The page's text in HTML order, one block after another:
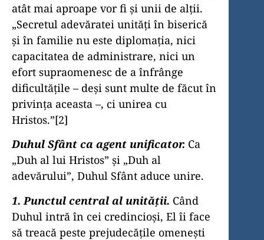
atât mai aproape vor fi şi unii de alţii.
„Secretul adevăratei unităţi în biserică
şi în familie nu este diplomaţia, nici
capacitatea de administrare, nici un
efort supraomenesc de a înfrânge
dificultăţile – deşi sunt multe de făcut în
privinţa aceasta –, ci unirea cu
Hristos.”[2]
Duhul Sfânt ca agent unificator. Ca
„Duh al lui Hristos” şi „Duh al
adevărului”, Duhul Sfânt aduce unire.
1. Punctul central al unităţii. Când
Duhul intră în cei credincioşi, El îi face
să treacă peste prejudecăţile omeneşti